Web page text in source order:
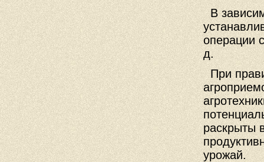
В
операции
д.
При
раскрыты
урожай.